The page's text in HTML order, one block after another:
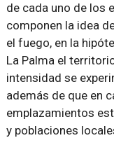
de cada uno de los
componen la idea
el fuego, en la
La Palma el
intensidad se
además de que en
emplazamientos
y poblaciones